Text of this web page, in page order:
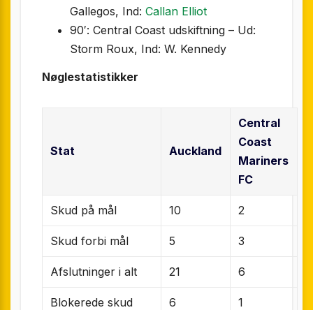
Gallegos, Ind: Callan Elliot
90′: Central Coast udskiftning – Ud:
Storm Roux, Ind: W. Kennedy
Nøglestatistikker
Stat Auckland
Central
Coast
Mariners
FC
Skud på mål 10 2
Skud forbi mål 5 3
Afslutninger i alt 21 6
Blokerede skud 6 1